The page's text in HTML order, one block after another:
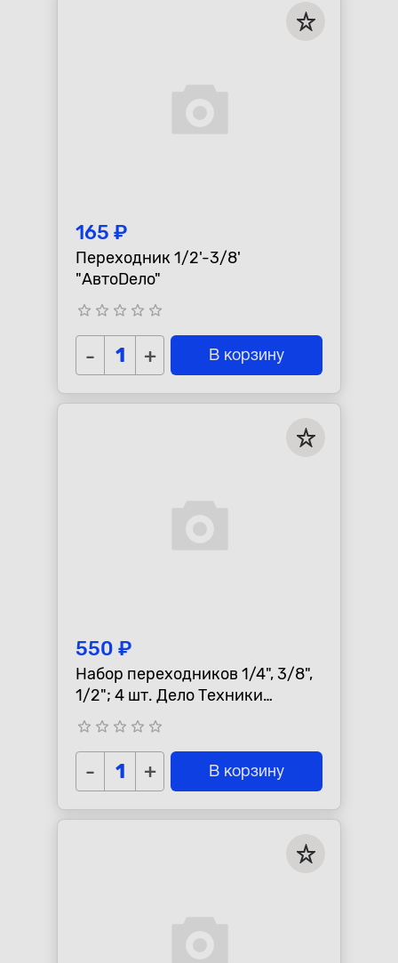
165 ₽
Переходник 1/2'-3/8'
"АвтоDело"
star_border star_border star_border star_border star_border
- + В корзину
550 ₽
Набор переходников 1/4", 3/8",
1/2"; 4 шт. Дело Техники
629594
star_border star_border star_border star_border star_border
- + В корзину